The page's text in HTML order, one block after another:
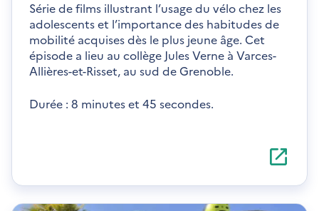
Série de films illustrant l’usage du vélo chez les
adolescents et l’importance des habitudes de
mobilité acquises dès le plus jeune âge. Cet
épisode a lieu au collège Jules Verne à Varces-
Allières-et-Risset, au sud de Grenoble.
Durée : 8 minutes et 45 secondes.
S'ouvre
dans
nouvelle